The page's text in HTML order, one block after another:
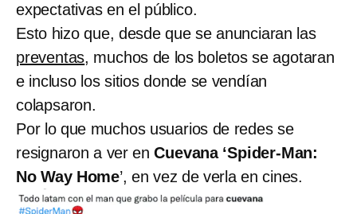
expectativas en el público.
Esto hizo que, desde que se anunciaran las
preventas, muchos de los boletos se agotaran
e incluso los sitios donde se vendían
colapsaron.
Por lo que muchos usuarios de redes se
resignaron a ver en Cuevana ‘Spider-Man:
No Way Home’, en vez de verla en cines.